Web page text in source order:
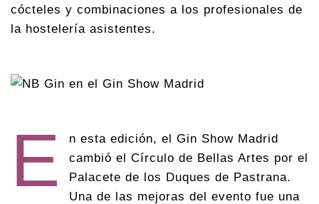
cócteles y combinaciones a los profesionales de
la hostelería asistentes.
E
n esta edición, el Gin Show Madrid
cambió el Círculo de Bellas Artes por el
Palacete de los Duques de Pastrana.
Una de las mejoras del evento fue una